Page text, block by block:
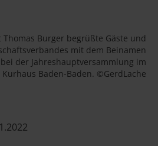
Burger begrüßte Gäste und
mit dem Beinamen
bei der Jahreshauptversammlung im
Kurhaus Baden-Baden. ©GerdLache